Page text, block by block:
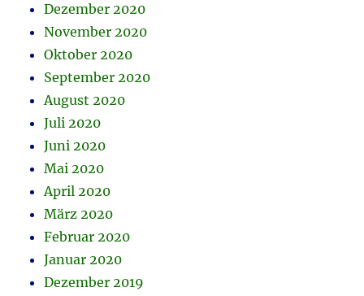
Dezember 2020
November 2020
Oktober 2020
September 2020
August 2020
Juli 2020
Juni 2020
Mai 2020
April 2020
März 2020
Februar 2020
Januar 2020
Dezember 2019